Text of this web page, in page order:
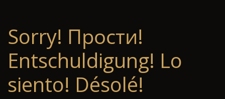
Sorry! Прости!
Entschuldigung! Lo
siento! Désolé!